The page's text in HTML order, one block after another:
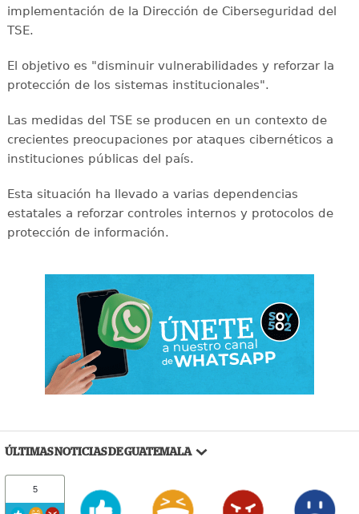
implementación de la Dirección de Ciberseguridad del
TSE.
El objetivo es "disminuir vulnerabilidades y reforzar la
protección de los sistemas institucionales".
Las medidas del TSE se producen en un contexto de
crecientes preocupaciones por ataques cibernéticos a
instituciones públicas del país.
Esta situación ha llevado a varias dependencias
estatales a reforzar controles internos y protocolos de
protección de información.
ÚLTIMAS NOTICIAS DE GUATEMALA
5